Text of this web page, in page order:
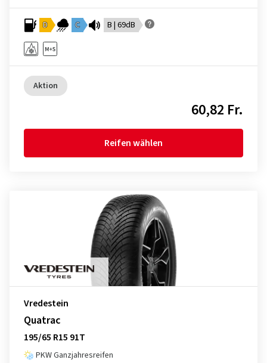
D C B | 69dB
Aktion
60,82 Fr.
Reifen wählen
Vredestein
Quatrac
195/65 R15 91T
PKW Ganzjahresreifen